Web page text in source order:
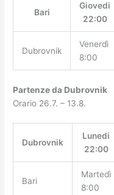
Bari
Giovedi
22:00
Dubrovnik
Venerdì
8:00
Partenze da Dubrovnik
Orario 26.7. – 13.8.
Dubrovnik
Lunedi
22:00
Bari
Martedì
8:00